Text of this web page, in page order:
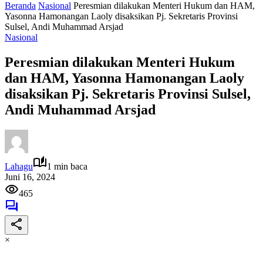
Beranda Nasional Peresmian dilakukan Menteri Hukum dan HAM,
Yasonna Hamonangan Laoly disaksikan Pj. Sekretaris Provinsi
Sulsel, Andi Muhammad Arsjad
Nasional
Peresmian dilakukan Menteri Hukum
dan HAM, Yasonna Hamonangan Laoly
disaksikan Pj. Sekretaris Provinsi Sulsel,
Andi Muhammad Arsjad
Lahagu
1 min baca
Juni 16, 2024
465
×